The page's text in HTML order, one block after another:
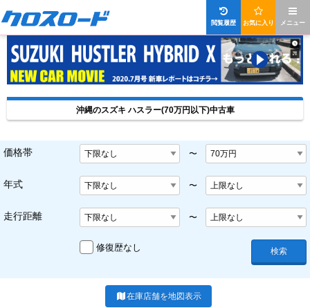
メニュー
お気に入り
閲覧履歴
沖縄のスズキ ハスラー(70万円以下)中古車
価格帯 〜
年式 〜
走行距離 〜
修復歴なし 検索
在庫店舗を地図表示